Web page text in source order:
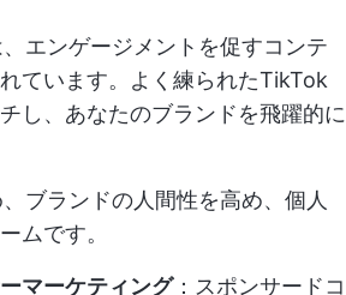
エンゲージメントを促すコンテ
ています。よく練られたTikTok
し、あなたのブランドを飛躍的に
ブランドの人間性を高め、個人
ムです。
マーケティング：スポンサードコ